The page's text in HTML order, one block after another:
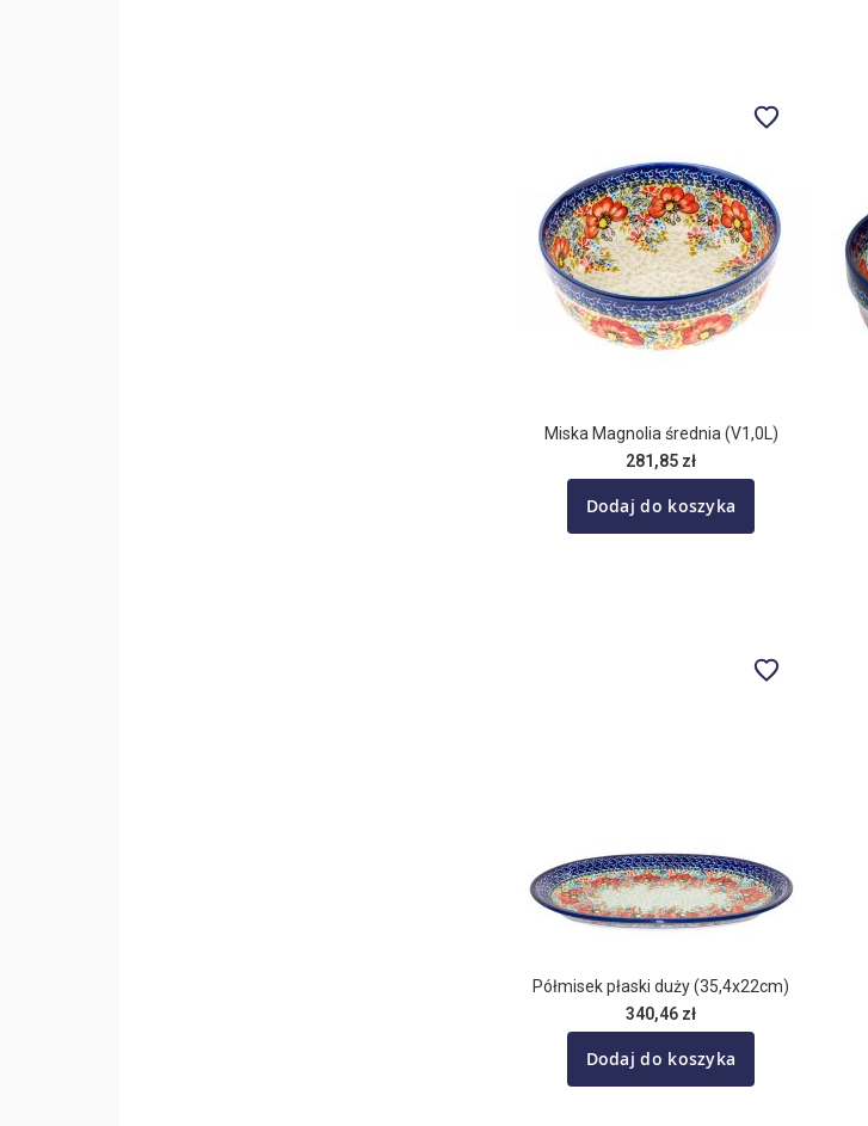
Miska Magnolia średnia (V1,0L)
281,85 zł
Dodaj do koszyka
Półmisek płaski duży (35,4x22cm)
340,46 zł
Dodaj do koszyka